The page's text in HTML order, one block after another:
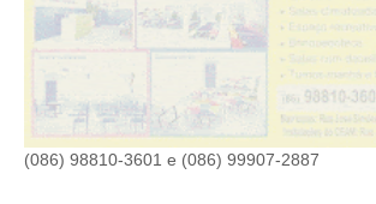
(086) 98810-3601 e (086) 99907-2887